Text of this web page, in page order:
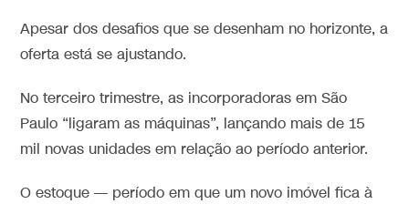
Apesar dos desafios que se desenham no horizonte, a
oferta está se ajustando.
No terceiro trimestre, as incorporadoras em São
Paulo “ligaram as máquinas”, lançando mais de 15
mil novas unidades em relação ao período anterior.
O estoque — período em que um novo imóvel fica à